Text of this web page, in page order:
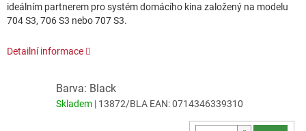
Barva: Black
Skladem | 13872/BLA EAN:0714346339310
ideálním partnerem pro systém domácího kina založený na modelu
704 S3, 706 S3 nebo 707 S3.
Detailní informace